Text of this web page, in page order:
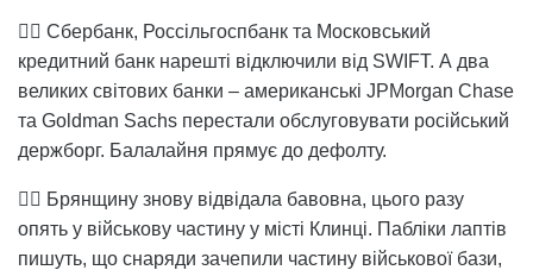
👉🏻 Сбербанк, Россільгоспбанк та Московський
кредитний банк нарешті відключили від SWIFT. А два
великих світових банки – американські JPMorgan Chase
та Goldman Sachs перестали обслуговувати російський
держборг. Балалайня прямує до дефолту.
👉🏻 Брянщину знову відвідала бавовна, цього разу
опять у військову частину у місті Клинці. Пабліки лаптів
пишуть, що снаряди зачепили частину військової бази,